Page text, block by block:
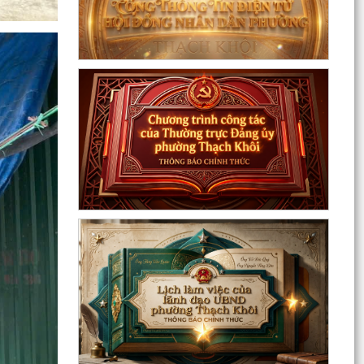
Nuôi con bằng sữa mẹ cho một “Khởi đầu bền
vững - Phát huy những thực hành tốt sẵn có”
Về việc thay đổi địa danh trên bảng hiệu tại các
Nhà Văn hoá và tăng cường công tác quản lý
hoạt...
Phường Thạch Khôi tổ chức lấy mẫu sinh phẩm
hài cốt liệt sĩ chưa xác định được thông tin để
giám...
Hội nghị công bố quyết định công tác cán bộ
Chương trình Công tác tuần của Chủ tịch, các
Phó Chủ tịch UBND phường (Từ 03/8/2026 đến
09/8/2026)
Thông tin về chương trình thu hồi xe CB1000
Hornet (xe nhập khẩu) và xe Rebel 500 & CL
500 (xe nhập...